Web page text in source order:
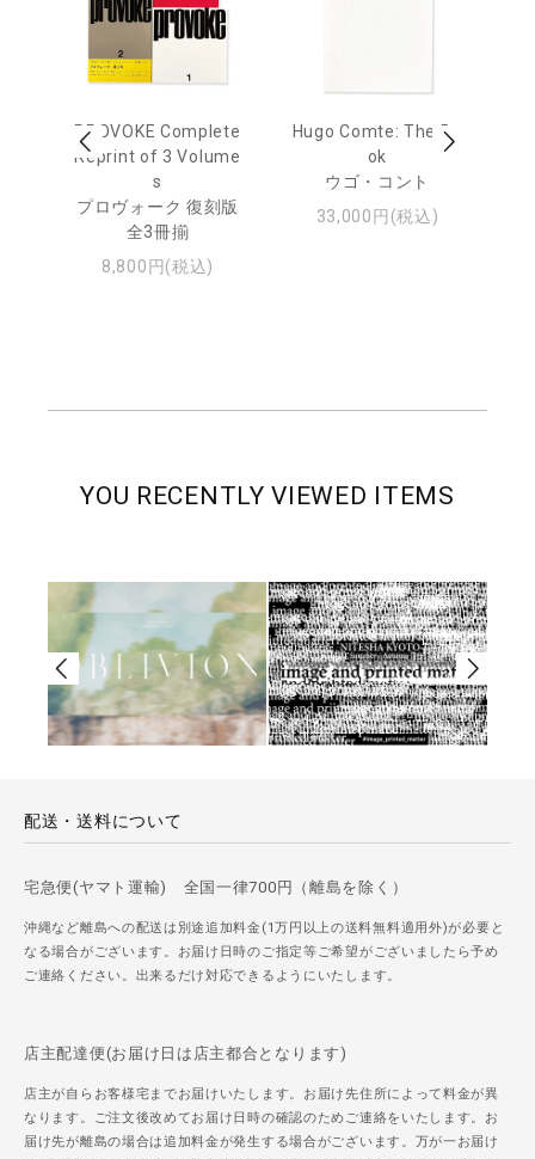
PROVOKE Complete
Reprint of 3 Volume
s
プロヴォーク 復刻版
全3冊揃
8,800円(税込)
Hugo Comte: The Bo
ok
ウゴ・コント
33,000円(税込)
YOU RECENTLY VIEWED ITEMS
配送・送料について
宅急便(ヤマト運輸) 全国一律700円（離島を除く）
沖縄など離島への配送は別途追加料金(1万円以上の送料無料適用外)が必要と
なる場合がございます。お届け日時のご指定等ご希望がございましたら予め
ご連絡ください。出来るだけ対応できるようにいたします。
店主配達便(お届け日は店主都合となります)
店主が自らお客様宅までお届けいたします。お届け先住所によって料金が異
なります。ご注文後改めてお届け日時の確認のためご連絡をいたします。お
届け先が離島の場合は追加料金が発生する場合がございます。万が一お届け